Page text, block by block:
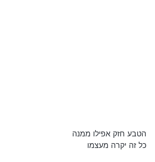
הטבע חזק אפילו ממנה
כל זה יקרה מעצמו